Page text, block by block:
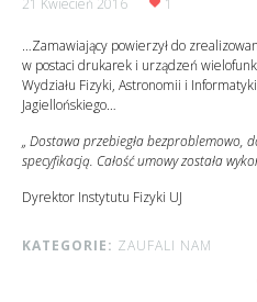
21 Kwiecień 2016 1
…Zamawiający powierzył do
w postaci drukarek i urządzeń
Wydziału Fizyki, Astronomii i
Jagiellońskiego…
„ Dostawa przebiegła bezproblemowo,
specyfikacją. Całość umowy została
Dyrektor Instytutu Fizyki UJ
KATEGORIE: ZAUFALI NAM